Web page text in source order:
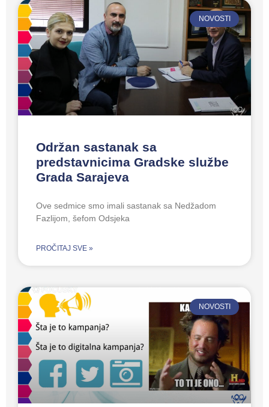
NOVOSTI
Održan sastanak sa
predstavnicima Gradske službe
Grada Sarajeva
Ove sedmice smo imali sastanak sa Nedžadom
Fazlijom, šefom Odsjeka
PROČITAJ SVE »
NOVOSTI